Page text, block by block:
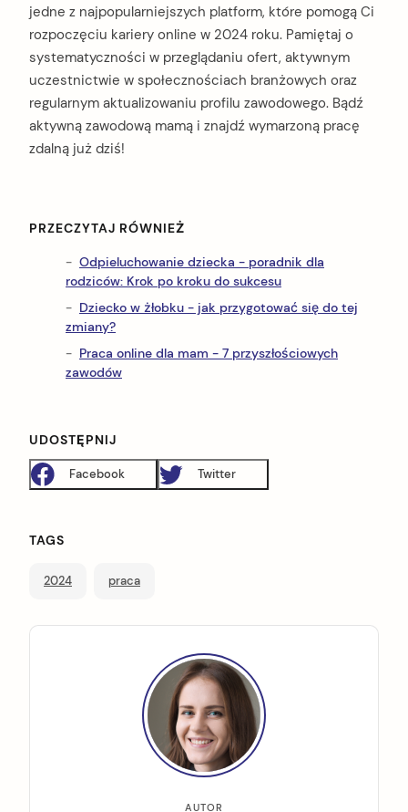
jedne z najpopularniejszych platform, które pomogą Ci
rozpoczęciu kariery online w 2024 roku. Pamiętaj o
systematyczności w przeglądaniu ofert, aktywnym
uczestnictwie w społecznościach branżowych oraz
regularnym aktualizowaniu profilu zawodowego. Bądź
aktywną zawodową mamą i znajdź wymarzoną pracę
zdalną już dziś!
PRZECZYTAJ RÓWNIEŻ
Odpieluchowanie dziecka - poradnik dla
rodziców: Krok po kroku do sukcesu
Dziecko w żłobku - jak przygotować się do tej
zmiany?
Praca online dla mam - 7 przyszłościowych
zawodów
UDOSTĘPNIJ
Facebook Twitter
TAGS
2024 praca
AUTOR